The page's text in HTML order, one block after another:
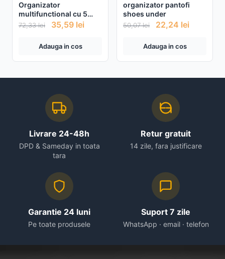
Organizator
multifunctional cu 5
Carlige si 4 Locasuri
72,33lei 35,59 lei
Adauga in cos
organizator pantofi
shoes under
50,07lei 22,24 lei
Adauga in cos
Livrare 24-48h
DPD & Sameday in toata
tara
Retur gratuit
14 zile, fara justificare
Garantie 24 luni
Pe toate produsele
Suport 7 zile
WhatsApp · email · telefon